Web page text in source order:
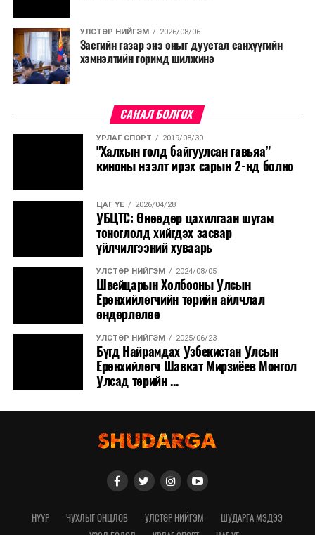
УЛСТӨР НИЙГЭМ 2026/08/06
Засгийн газар энэ оныг дуустал санхүүгийн
хэмнэлтийн горимд шилжинэ
САНАЛ БОЛГОХ
УРЛАГ СПОРТ 2019/08/30
"Халхын голд байгуулсан гавьяа”
киноны нээлт ирэх сарын 2-нд болно
ЦАГ ҮЕ 2026/04/28
УБЦТС: Өнөөдөр цахилгаан шугам
тоноглолд хийгдэх засвар
үйлчилгээний хуваарь
УЛСТӨР НИЙГЭМ 2024/08/05
Швейцарын Холбооны Улсын
Ерөнхийлөгчийн төрийн айлчлал
өндөрлөлөө
УЛСТӨР НИЙГЭМ 2025/06/23
Бүгд Найрамдах Узбекистан Улсын
Ерөнхийлөгч Шавкат Мирзиёев Монгол
Улсад төрийн ...
НҮҮР ЧУХЛЫГ ОНЦЛОВ УЛСТӨР НИЙГЭМ
ШУДАРГА МЭДЭЭ